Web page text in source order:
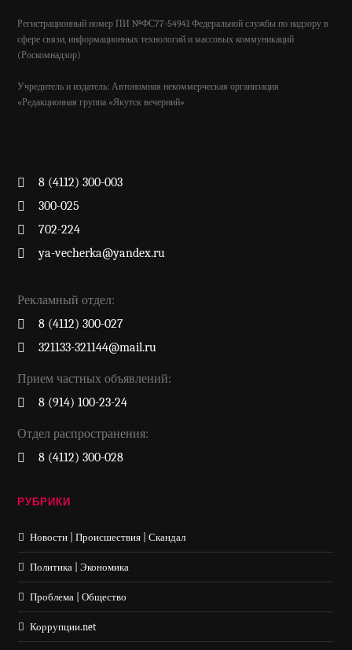
Регистрационный номер ПИ №ФС77-54941 Федеральной службы по надзору в
сфере связи, информационных технологий и массовых коммуникаций
(Роскомнадзор)
Учредитель и издатель: Автономная некоммерческая организация
«Редакционная группа «Якутск вечерний»
8 (4112) 300-003
300-025
702-224
ya-vecherka@yandex.ru
Рекламный отдел:
8 (4112) 300-027
321133-321144@mail.ru
Прием частных объявлений:
8 (914) 100-23-24
Отдел распространения:
8 (4112) 300-028
РУБРИКИ
Новости | Происшествия | Скандал
Политика | Экономика
Проблема | Общество
Коррупции.net